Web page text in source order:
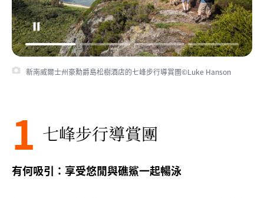
新南威爾士州豪勳爵島七峰步行導賞團©GWOA
1 七峰步行導賞團
有何吸引：享受悠閒與礁鯊一起暢泳